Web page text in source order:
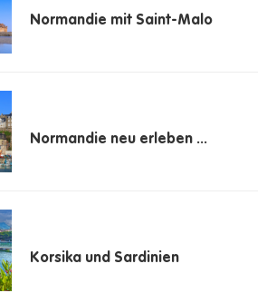
Normandie mit Saint-Malo
Normandie neu erleben ...
Korsika und Sardinien